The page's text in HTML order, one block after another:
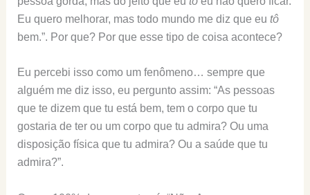
Eu quero melhorar, mas todo mundo me diz que eu tô
bem.”. Por que? Por que esse tipo de coisa acontece?
Eu percebi isso como um fenômeno… sempre que
alguém me diz isso, eu pergunto assim: “As pessoas
que te dizem que tu está bem, tem o corpo que tu
gostaria de ter ou um corpo que tu admira? Ou uma
disposição física que tu admira? Ou a saúde que tu
admira?”.